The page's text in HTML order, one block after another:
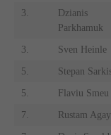
3.
Dzianis
Parkhamuk
3. Sven Heinle
5. Stepan
5. Flaviu Smeu
7. Rustam